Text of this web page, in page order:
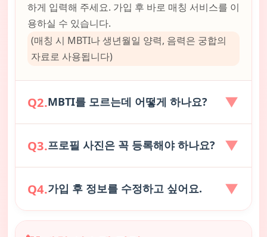
하게 입력해 주세요. 가입 후 바로 매칭 서비스를 이
용하실 수 있습니다.
(매칭 시 MBTI나 생년월일 양력, 음력은 궁합의
자료로 사용됩니다)
Q2.MBTI를 모르는데 어떻게 하나요? ▼
회원가입 시 "MBTI 성격테스트"버튼을 클릭하시
한 결과를 제공해 드립니다. 테스트 후 결과를 프로
필에 입력해 주시고, 결과는이미지 저장이나 카카
오톡으로 보낼 수 있어 추후에도 유용하게 활용하
Q3.프로필 사진은 꼭 등록해야 하나요? ▼
프로필 사진은선택사항이지만, 매칭 성공률을 높
이 상대방에게 더 신뢰감을 주고, 관심도가 높아집
Q4.가입 후 정보를 수정하고 싶어요. ▼